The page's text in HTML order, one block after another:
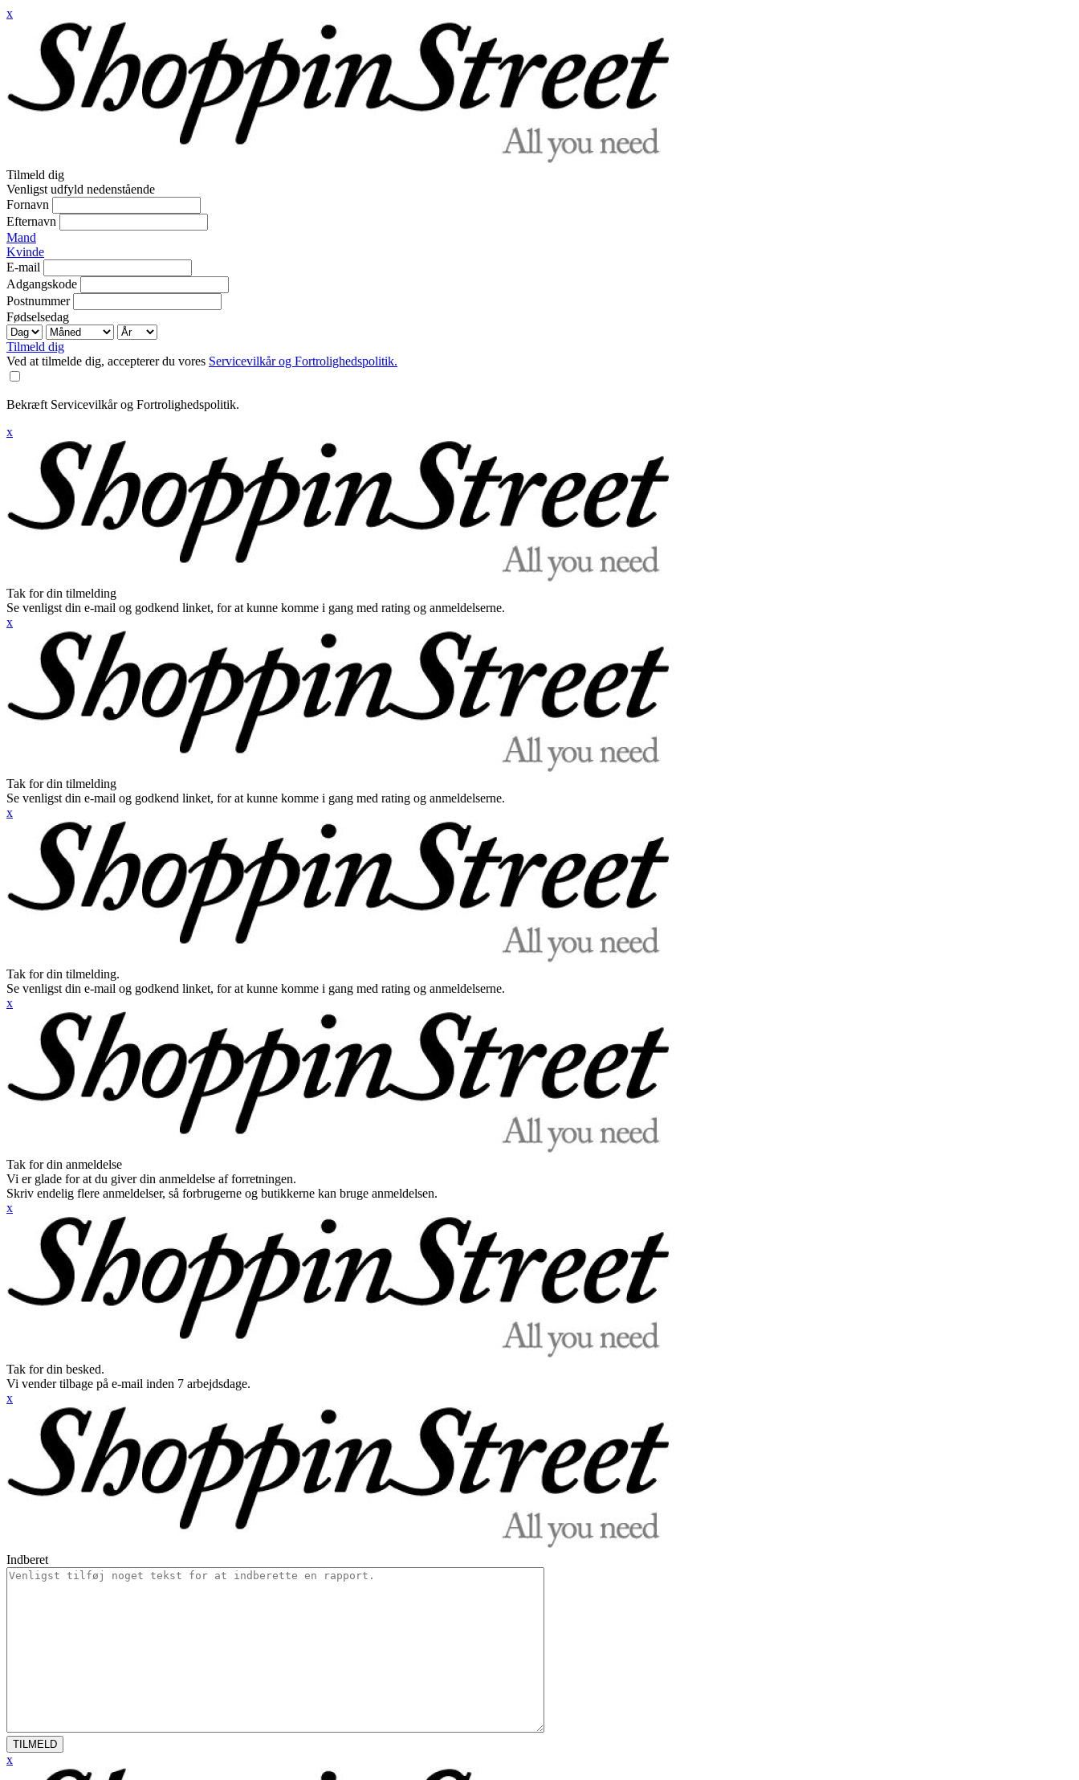
x
Tilmeld dig
Venligst udfyld nedenstående
Fornavn
Efternavn
Mand
Kvinde
E-mail
Adgangskode
Postnummer
Fødselsedag
Tilmeld dig
Ved at tilmelde dig, accepterer du vores Servicevilkår og Fortrolighedspolitik.
Bekræft Servicevilkår og Fortrolighedspolitik.
x
Tak for din tilmelding
Se venligst din e-mail og godkend linket, for at kunne komme i gang med rating og anmeldelserne.
x
Tak for din tilmelding
Se venligst din e-mail og godkend linket, for at kunne komme i gang med rating og anmeldelserne.
x
Tak for din tilmelding.
Se venligst din e-mail og godkend linket, for at kunne komme i gang med rating og anmeldelserne.
x
Tak for din anmeldelse
Vi er glade for at du giver din anmeldelse af forretningen.
Skriv endelig flere anmeldelser, så forbrugerne og butikkerne kan bruge anmeldelsen.
x
Tak for din besked.
Vi vender tilbage på e-mail inden 7 arbejdsdage.
x
Indberet
TILMELD
x